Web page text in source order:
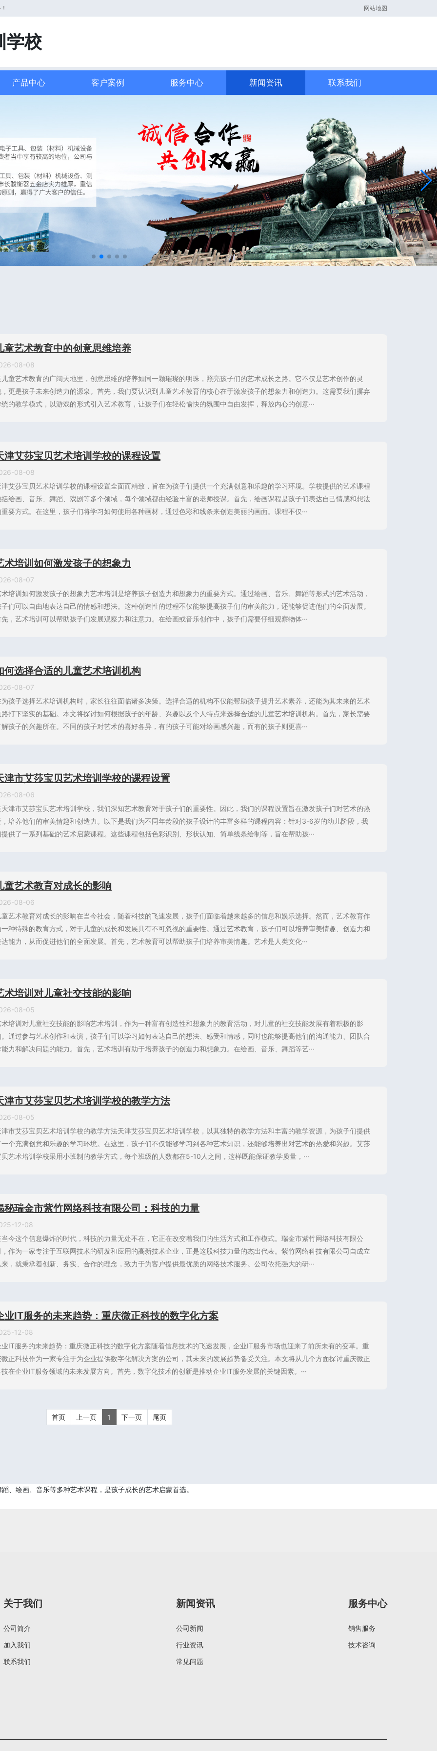
网站地图
学校
产品中心 客户案例 服务中心 新闻资讯 联系我们
童艺术教育中的创意思维培养
08-08
儿童艺术教育的广阔天地里，创意思维的培养如同一颗璀璨的明珠，照亮孩子们的艺术成长之路。它不仅是艺术创作的灵
，更是孩子未来创造力的源泉。首先，我们要认识到儿童艺术教育的核心在于激发孩子的想象力和创造力。这需要我们摒弃
的教学模式，以游戏的形式引入艺术教育，让孩子们在轻松愉快的氛围中自由发挥，释放内心的创意···
津艾莎宝贝艺术培训学校的课程设置
08-08
津艾莎宝贝艺术培训学校的课程设置全面而精致，旨在为孩子们提供一个充满创意和乐趣的学习环境。学校提供的艺术课程
括绘画、音乐、舞蹈、戏剧等多个领域，每个领域都由经验丰富的老师授课。首先，绘画课程是孩子们表达自己情感和想法
要方式。在这里，孩子们将学习如何使用各种画材，通过色彩和线条来创造美丽的画面。课程不仅···
术培训如何激发孩子的想象力
08-07
术培训如何激发孩子的想象力艺术培训是培养孩子创造力和想象力的重要方式。通过绘画、音乐、舞蹈等形式的艺术活动，
子们可以自由地表达自己的情感和想法。这种创造性的过程不仅能够提高孩子们的审美能力，还能够促进他们的全面发展。
，艺术培训可以帮助孩子们发展观察力和注意力。在绘画或音乐创作中，孩子们需要仔细观察物体···
何选择合适的儿童艺术培训机构
08-07
为孩子选择艺术培训机构时，家长往往面临诸多决策。选择合适的机构不仅能帮助孩子提升艺术素养，还能为其未来的艺术
路打下坚实的基础。本文将探讨如何根据孩子的年龄、兴趣以及个人特点来选择合适的儿童艺术培训机构。首先，家长需要
孩子的兴趣所在。不同的孩子对艺术的喜好各异，有的孩子可能对绘画感兴趣，而有的孩子则更喜···
津市艾莎宝贝艺术培训学校的课程设置
08-06
天津市艾莎宝贝艺术培训学校，我们深知艺术教育对于孩子们的重要性。因此，我们的课程设置旨在激发孩子们对艺术的热
，培养他们的审美情趣和创造力。以下是我们为不同年龄段的孩子设计的丰富多样的课程内容：针对3-6岁的幼儿阶段，我
供了一系列基础的艺术启蒙课程。这些课程包括色彩识别、形状认知、简单线条绘制等，旨在帮助孩···
童艺术教育对成长的影响
08-06
童艺术教育对成长的影响在当今社会，随着科技的飞速发展，孩子们面临着越来越多的信息和娱乐选择。然而，艺术教育作
一种特殊的教育方式，对于儿童的成长和发展具有不可忽视的重要性。通过艺术教育，孩子们可以培养审美情趣、创造力和
能力，从而促进他们的全面发展。首先，艺术教育可以帮助孩子们培养审美情趣。艺术是人类文化···
术培训对儿童社交技能的影响
08-05
术培训对儿童社交技能的影响艺术培训，作为一种富有创造性和想象力的教育活动，对儿童的社交技能发展有着积极的影
。通过参与艺术创作和表演，孩子们可以学习如何表达自己的想法、感受和情感，同时也能够提高他们的沟通能力、团队合
力和解决问题的能力。首先，艺术培训有助于培养孩子的创造力和想象力。在绘画、音乐、舞蹈等艺···
津市艾莎宝贝艺术培训学校的教学方法
08-05
津市艾莎宝贝艺术培训学校的教学方法天津艾莎宝贝艺术培训学校，以其独特的教学方法和丰富的教学资源，为孩子们提供
一个充满创意和乐趣的学习环境。在这里，孩子们不仅能够学习到各种艺术知识，还能够培养出对艺术的热爱和兴趣。艾莎
贝艺术培训学校采用小班制的教学方式，每个班级的人数都在5-10人之间，这样既能保证教学质量，···
秘瑞金市紫竹网络科技有限公司：科技的力量
12-08
当今这个信息爆炸的时代，科技的力量无处不在，它正在改变着我们的生活方式和工作模式。瑞金市紫竹网络科技有限公
，作为一家专注于互联网技术的研发和应用的高新技术企业，正是这股科技力量的杰出代表。紫竹网络科技有限公司自成立
，就秉承着创新、务实、合作的理念，致力于为客户提供最优质的网络技术服务。公司依托强大的研···
业IT服务的未来趋势：重庆微正科技的数字化方案
12-08
业IT服务的未来趋势：重庆微正科技的数字化方案随着信息技术的飞速发展，企业IT服务市场也迎来了前所未有的变革。重
微正科技作为一家专注于为企业提供数字化解决方案的公司，其未来的发展趋势备受关注。本文将从几个方面探讨重庆微正
技在企业IT服务领域的未来发展方向。首先，数字化技术的创新是推动企业IT服务发展的关键因素。···
首页 上一页 1 下一页 尾页
、绘画、音乐等多种艺术课程，是孩子成长的艺术启蒙首选。
关于我们
公司简介
加入我们
联系我们
新闻资讯
公司新闻
行业资讯
常见问题
服务中心
销售服务
技术咨询